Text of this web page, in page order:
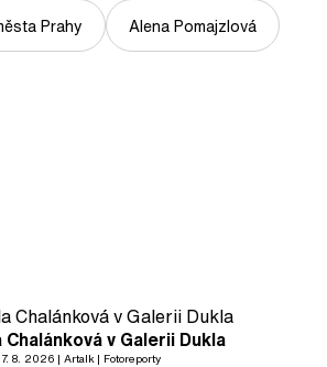
Prahy Alena Pomajzlová
Chalánková v Galerii Dukla
7. 8. 2026 Artalk Fotoreporty